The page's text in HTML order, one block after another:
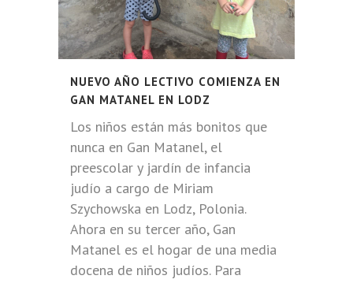
NUEVO AÑO LECTIVO COMIENZA EN
GAN MATANEL EN LODZ
Los niños están más bonitos que
nunca en Gan Matanel, el
preescolar y jardín de infancia
judío a cargo de Miriam
Szychowska en Lodz, Polonia.
Ahora en su tercer año, Gan
Matanel es el hogar de una media
docena de niños judíos. Para